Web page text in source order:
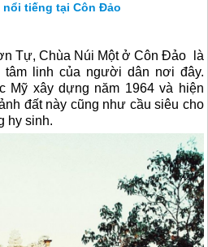
tiếng tại Côn Đảo
Tự, Chùa Núi Một ởCôn Đảo là
tâm linh của người dân nơi đây.
Mỹ xây dựng năm 1964 và hiện
đất này cũng như cầu siêu cho
hy sinh.